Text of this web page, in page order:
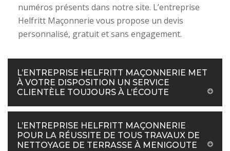
numéros présents dans notre site. L’entreprise
Helfritt Maçonnerie vous propose un devis
personnalisé, gratuit et sans engagement.
L’ENTREPRISE HELFRITT MAÇONNERIE MET
À VOTRE DISPOSITION UN SERVICE
CLIENTÈLE TOUJOURS À L’ÉCOUTE
L’ENTREPRISE HELFRITT MAÇONNERIE
POUR LA RÉUSSITE DE TOUS TRAVAUX DE
NETTOYAGE DE TERRASSE À MENIGOUTE